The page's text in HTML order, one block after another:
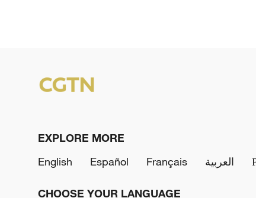
EXPLORE MORE
English
Español Français العربية
CHOOSE YOUR LANGUAGE